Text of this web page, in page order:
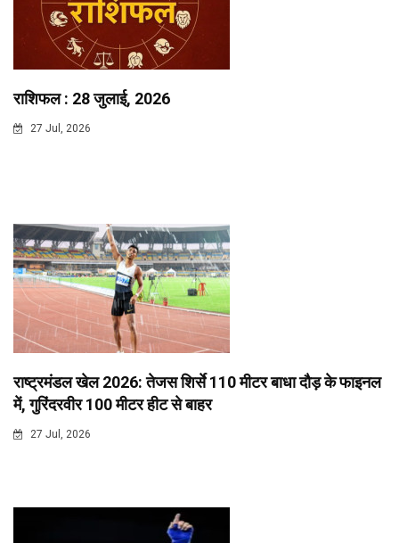
राशिफल : 28 जुलाई, 2026
27 Jul, 2026
राष्ट्रमंडल खेल 2026: तेजस शिर्से 110 मीटर बाधा दौड़ के फाइनल
में, गुरिंदरवीर 100 मीटर हीट से बाहर
27 Jul, 2026